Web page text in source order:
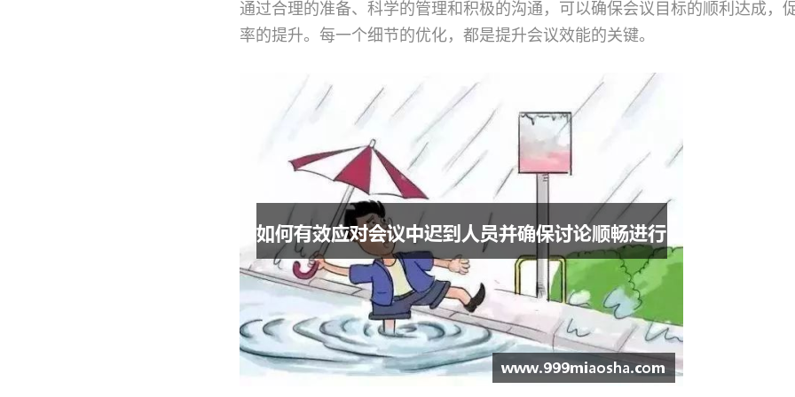
通过合理的准备、科学的管理和积极的沟通，可以确保会议目标的顺利达成，
率的提升。每一个细节的优化，都是提升会议效能的关键。